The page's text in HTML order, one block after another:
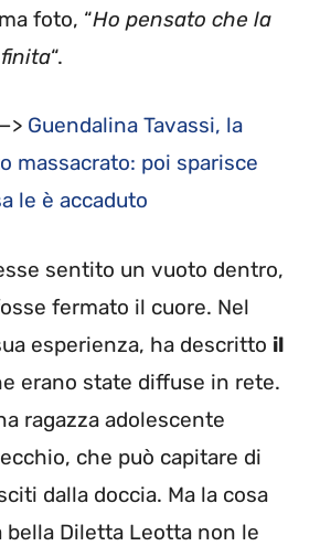
foto, “Ho pensato che la
“.
Guendalina Tavassi, la
massacrato: poi sparisce
le è accaduto
sentito un vuoto dentro,
fermato il cuore. Nel
esperienza, ha descritto il
erano state diffuse in rete.
ragazza adolescente
che può capitare di
dalla doccia. Ma la cosa
bella Diletta Leotta non le